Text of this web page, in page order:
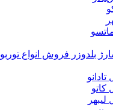
بلدوزر فروش انواع توربو
کاتو